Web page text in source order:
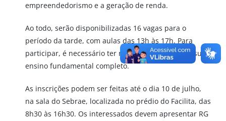
empreendedorismo e a geração de renda.
Ao todo, serão disponibilizadas 16 vagas para o
período da tarde, com aulas das 13h às 17h. Para
participar, é necessário ter mais de 18 anos e possuir
ensino fundamental completo.
As inscrições podem ser feitas até o dia 10 de julho,
na sala do Sebrae, localizada no prédio do Facilita, das
8h30 às 16h30. Os interessados devem apresentar RG